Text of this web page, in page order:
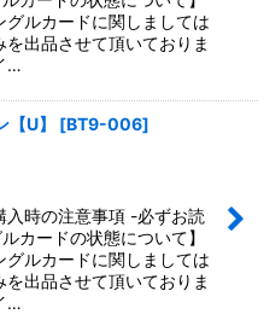
ルカードに関しましては
出品させて頂いておりま
…
U】 [BT9-006]
入時の注意事項 -必ずお読
カードの状態について】
ルカードに関しましては
出品させて頂いておりま
…